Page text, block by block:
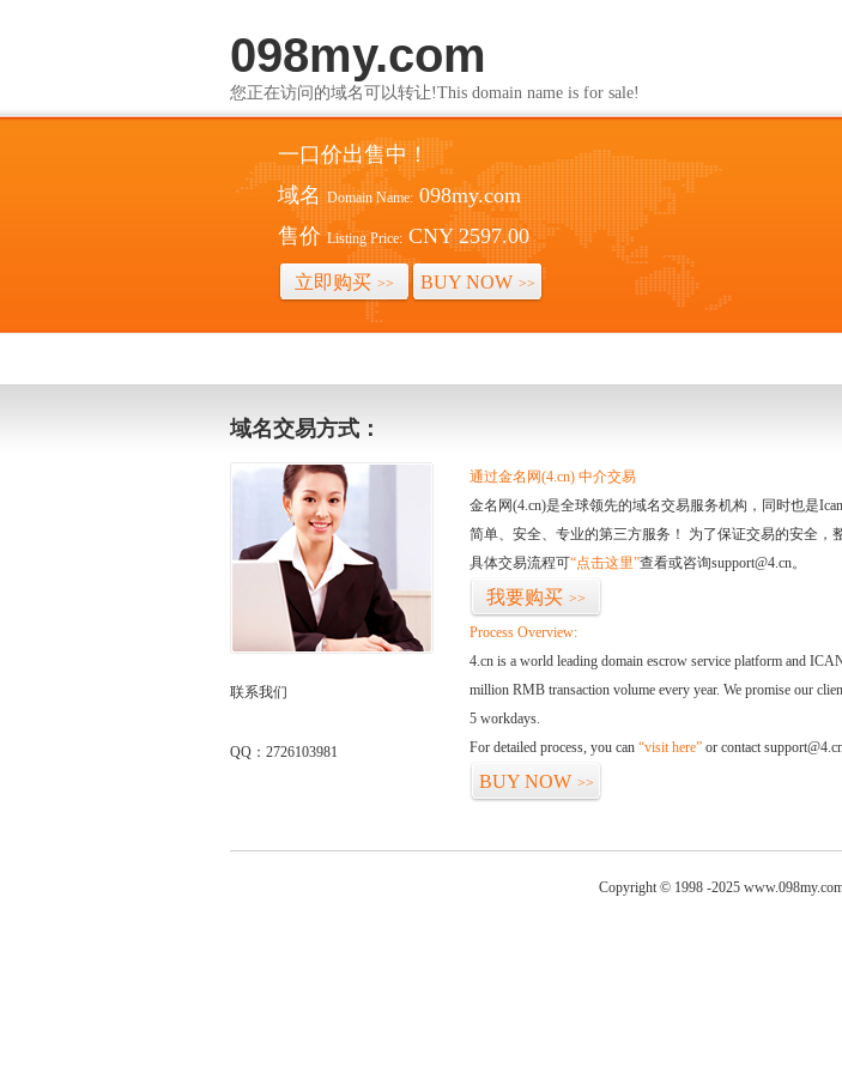
098my.com
您正在访问的域名可以转让!This domain name is for sale!
一口价出售中！
域名 Domain Name: 098my.com
售价 Listing Price: CNY 2597.00
立即购买 >> BUY NOW >>
域名交易方式：
联系我们
QQ：2726103981
通过金名网(4.cn) 中介交易
金名网(4.cn)是全球领先的域名交易服务机构，同时也是
简单、安全、专业的第三方服务！ 为了保证交易的安全，
具体交易流程可“点击这里”查看或咨询support@4.cn。
我要购买 >>
Process Overview:
4.cn is a world leading domain escrow service platform and
million RMB transaction volume every year. We promise our
5 workdays.
For detailed process, you can “visit here” or contact
BUY NOW >>
Copyright © 1998 -2025